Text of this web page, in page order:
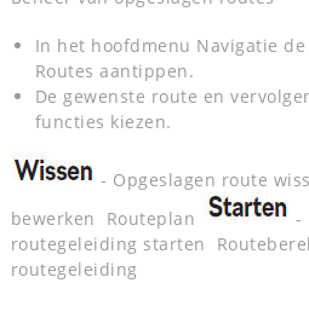
In het hoofdmenu Navigatie
Routes aantippen.
De gewenste route en
functies kiezen.
- Opgeslagen route
bewerken Routeplan
-
routegeleiding starten
routegeleiding